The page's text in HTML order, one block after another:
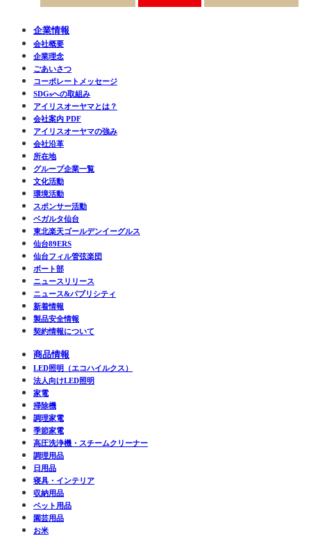
企業情報
会社概要
企業理念
ごあいさつ
コーポレートメッセージ
SDGsへの取組み
アイリスオーヤマとは？
会社案内 PDF
アイリスオーヤマの強み
会社沿革
所在地
グループ企業一覧
文化活動
環境活動
スポンサー活動
ベガルタ仙台
東北楽天ゴールデンイーグルス
仙台89ERS
仙台フィル管弦楽団
ボート部
ニュースリリース
ニュース&パブリシティ
新着情報
製品安全情報
契約情報について
商品情報
LED照明（エコハイルクス）
法人向けLED照明
家電
掃除機
調理家電
季節家電
高圧洗浄機・スチームクリーナー
調理用品
日用品
寝具・インテリア
収納用品
ペット用品
園芸用品
お米